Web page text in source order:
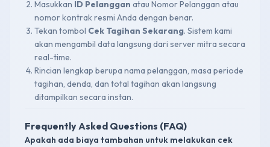
Masukkan ID Pelanggan atau Nomor Pelanggan atau
nomor kontrak resmi Anda dengan benar.
Tekan tombol Cek Tagihan Sekarang. Sistem kami
akan mengambil data langsung dari server mitra secara
real-time.
Rincian lengkap berupa nama pelanggan, masa periode
tagihan, denda, dan total tagihan akan langsung
ditampilkan secara instan.
Frequently Asked Questions (FAQ)
Apakah ada biaya tambahan untuk melakukan cek